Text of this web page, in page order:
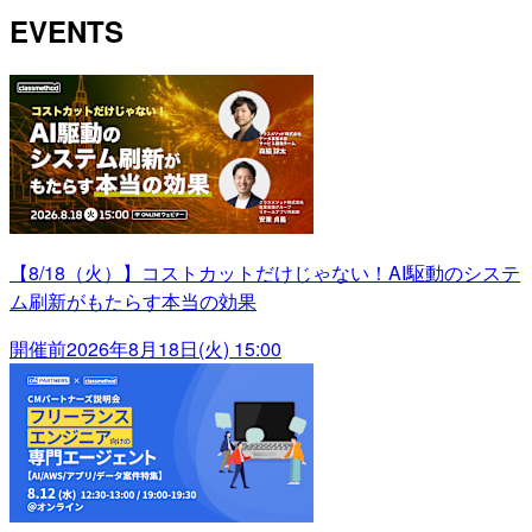
EVENTS
【8/18（火）】コストカットだけじゃない！AI駆動のシステ
ム刷新がもたらす本当の効果
開催前2026年8月18日(火) 15:00